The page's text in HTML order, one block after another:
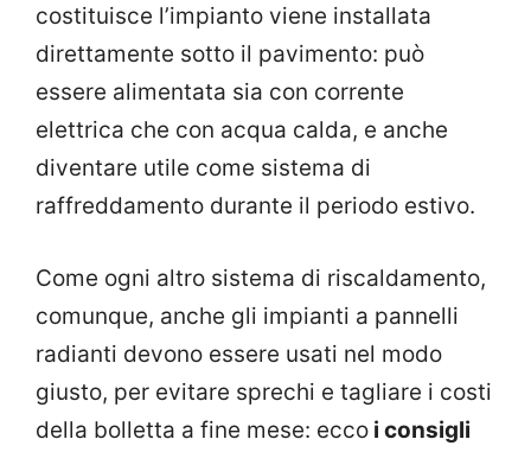
costituisce l’impianto viene installata
direttamente sotto il pavimento: può
essere alimentata sia con corrente
elettrica che con acqua calda, e anche
diventare utile come sistema di
raffreddamento durante il periodo estivo.
Come ogni altro sistema di riscaldamento,
comunque, anche gli impianti a pannelli
radianti devono essere usati nel modo
giusto, per evitare sprechi e tagliare i costi
della bolletta a fine mese: ecco i consigli